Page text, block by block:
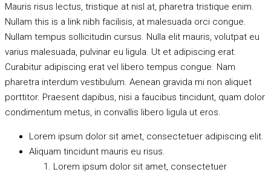
Mauris risus lectus, tristique at nisl at, pharetra tristique enim.
Nullam this is a link nibh facilisis, at malesuada orci congue.
Nullam tempus sollicitudin cursus. Nulla elit mauris, volutpat eu
varius malesuada, pulvinar eu ligula. Ut et adipiscing erat.
Curabitur adipiscing erat vel libero tempus congue. Nam
pharetra interdum vestibulum. Aenean gravida mi non aliquet
porttitor. Praesent dapibus, nisi a faucibus tincidunt, quam dolor
condimentum metus, in convallis libero ligula ut eros.
Lorem ipsum dolor sit amet, consectetuer adipiscing elit.
Aliquam tincidunt mauris eu risus.
Lorem ipsum dolor sit amet, consectetuer